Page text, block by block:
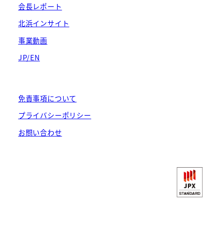
会長レポート
北浜インサイト
事業動画
JP/EN
免責事項について
プライバシーポリシー
お問い合わせ